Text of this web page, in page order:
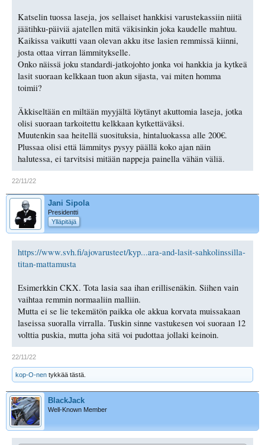
Katselin tuossa laseja, jos sellaiset hankkisi varustekassiin niitä
jäätihku-päiviä ajatellen mitä väkisinkin joka kaudelle mahtuu.
Kaikissa vaikutti vaan olevan akku itse lasien remmissä kiinni,
josta ottaa virran lämmitykselle.
Onko näissä joku standardi-jatkojohto jonka voi hankkia ja kytkeä
lasit suoraan kelkkaan tuon akun sijasta, vai miten homma
toimii?
Äkkiseltään en miltään myyjältä löytänyt akuttomia laseja, jotka
olisi suoraan tarkoitettu kelkkaan kytkettäväksi.
Muutenkin saa heitellä suosituksia, hintaluokassa alle 200€.
Plussaa olisi että lämmitys pysyy päällä koko ajan näin
halutessa, ei tarvitsisi mitään nappeja painella vähän väliä.
22/11/22
Jani Sipola
Presidentti
Ylläpitäjä
https://www.svh.fi/ajovarusteet/kyp...ara-and-lasit-sahkolinssilla-
titan-mattamusta
Esimerkkin CKX. Tota lasia saa ihan erillisenäkin. Siihen vain
vaihtaa remmin normaaliin malliin.
Mutta ei se lie tekemätön paikka ole akkua korvata muissakaan
laseissa suoralla virralla. Tuskin sinne vastukesen voi suoraan 12
volttia puskia, mutta joha sitä voi pudottaa jollaki keinoin.
22/11/22
kop-O-nen tykkää tästä.
BlackJack
Well-Known Member